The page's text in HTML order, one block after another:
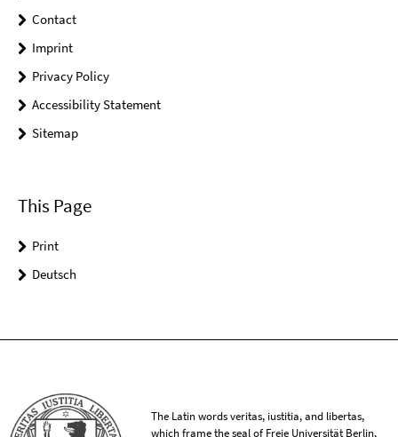
Contact
Imprint
Privacy Policy
Accessibility Statement
Sitemap
This Page
Print
Deutsch
The Latin words veritas, iustitia, and libertas,
which frame the seal of Freie Universität Berlin,